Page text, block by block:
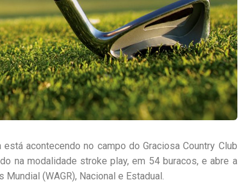
acontecendo no campo do Graciosa Country Club
na modalidade stroke play, em 54 buracos, e abre a
(WAGR), Nacional e Estadual.